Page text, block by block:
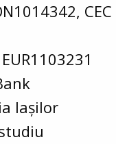
CEC
Iașilor